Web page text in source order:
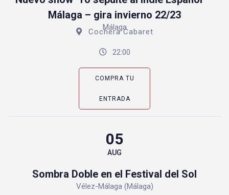
Málaga – gira invierno 22/23
Málaga
Cochera Cabaret
22:00
COMPRA TU
ENTRADA
05
AUG
Sombra Doble en el Festival del Sol
Vélez-Málaga (Málaga)